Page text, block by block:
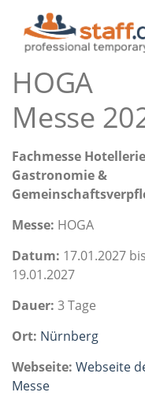
HOGA
Messe
Fachmesse
Gastronomie &
Messe: HOGA
Datum: 17.01.2027 bis
19.01.2027
Dauer: 3 Tage
Ort: Nürnberg
Webseite: Webseite
Messe